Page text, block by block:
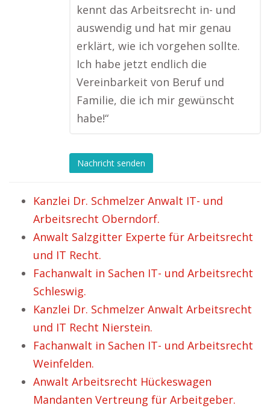
kennt das Arbeitsrecht in- und
auswendig und hat mir genau
erklärt, wie ich vorgehen sollte.
Ich habe jetzt endlich die
Vereinbarkeit von Beruf und
Familie, die ich mir gewünscht
habe!“
Nachricht senden
Kanzlei Dr. Schmelzer Anwalt IT- und
Arbeitsrecht Oberndorf.
Anwalt Salzgitter Experte für Arbeitsrecht
und IT Recht.
Fachanwalt in Sachen IT- und Arbeitsrecht
Schleswig.
Kanzlei Dr. Schmelzer Anwalt Arbeitsrecht
und IT Recht Nierstein.
Fachanwalt in Sachen IT- und Arbeitsrecht
Weinfelden.
Anwalt Arbeitsrecht Hückeswagen
Mandanten Vertreung für Arbeitgeber.